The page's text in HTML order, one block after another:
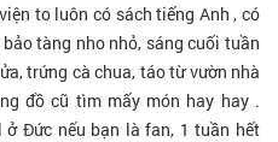
to luôn có sách tiếng Anh , có
tàng nho nhỏ, sáng cuối tuần
trứng cà chua, táo từ vườn nhà
đồ cũ tìm mấy món hay hay .
Đức nếu bạn là fan, 1 tuần hết